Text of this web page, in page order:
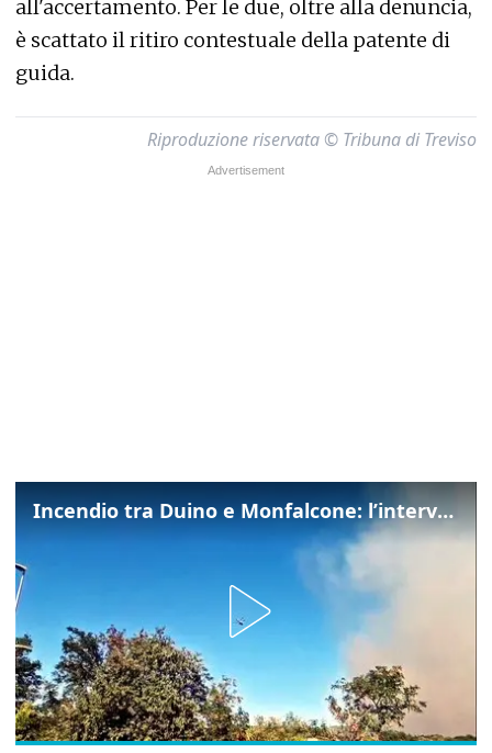
all'accertamento. Per le due, oltre alla denuncia,
è scattato il ritiro contestuale della patente di
guida.
Riproduzione riservata © Tribuna di Treviso
Incendio tra Duino e Monfalcone: l’intervento dei vigili del fuoco